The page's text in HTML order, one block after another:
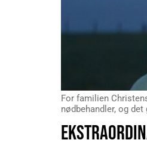
For familien
nødbehandler, og